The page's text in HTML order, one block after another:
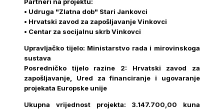
Partneri na projektu:
• Udruga "Zlatna dob" Stari Jankovci
• Hrvatski zavod za zapošljavanje Vinkovci
• Centar za socijalnu skrb Vinkovci
Upravljačko tijelo: Ministarstvo rada i mirovinskoga
sustava
Posredničko tijelo razine 2: Hrvatski zavod za
zapošljavanje, Ured za financiranje i ugovaranje
projekata Europske unije
Ukupna vrijednost projekta: 3.147.700,00 kuna